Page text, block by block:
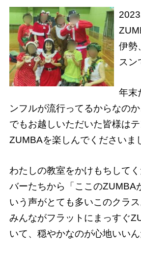
伊勢
スン
年末
ンフルが流行ってるからなのか
でもお越しいただいた皆様はテ
ZUMBAを楽しんでくださいま
わたしの教室をかけもちして
バーたちから「ここのZUMBA
いう声がとても多いこのクラス
みんながフラットにまっすぐ
いて、穏やかなのが心地いいん